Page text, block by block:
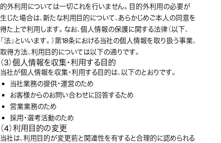
的外利用については一切これを行いません。目的外利用の必要が
生じた場合は、新たな利用目的について、あらかじめご本人の同意を
得た上で利用します。なお、個人情報の保護に関する法律（以下、
「法」といいます。）第18条における当社の個人情報を取り扱う事業、
取得方法、利用目的については以下の通りです。
（3）個人情報を収集・利用する目的
当社が個人情報を収集・利用する目的は、以下のとおりです。
当社業務の提供・運営のため
お客様からのお問い合わせに回答するため
営業業務のため
採用・選考活動のため
（4）利用目的の変更
当社は、利用目的が変更前と関連性を有すると合理的に認められる